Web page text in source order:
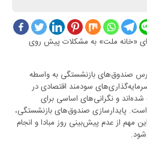
«خانه ملت» به مشکلات پیش روی
صندوق‌های بازنشستگی به واسطه
سودمند اقتصادی در
و نگرانی‌های اساسی برای
است. پایدارسازی صندوق‌های بازنشستگی،
مهم از عدم پیش‌بینی روز مبادا و انجام